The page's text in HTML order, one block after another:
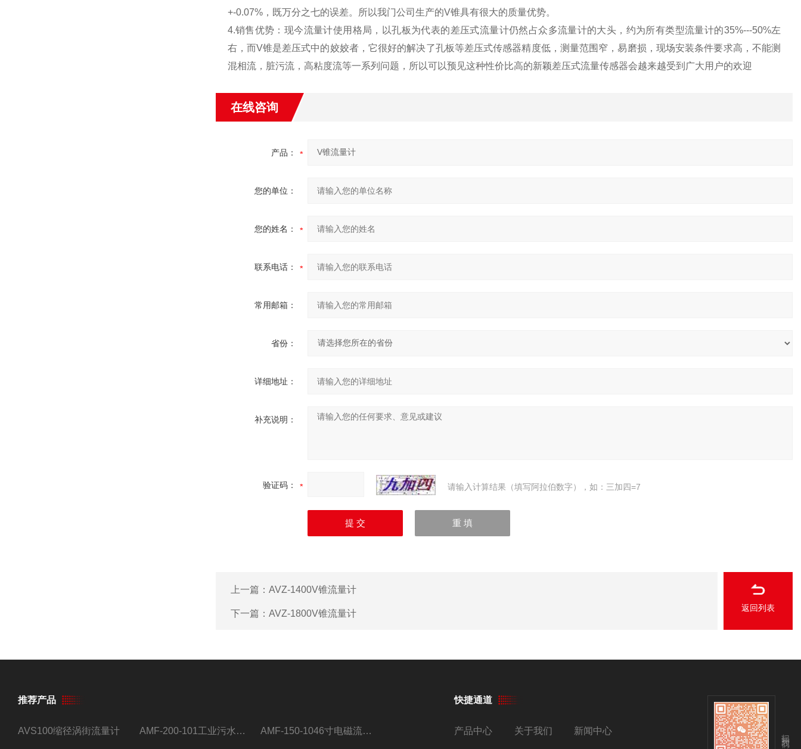
+-0.07%，既万分之七的误差。所以我门公司生产的V锥具有很大的质量优势。
4.销售优势：现今流量计使用格局，以孔板为代表的差压式流量计仍然占众多流量计的大头，约为所有类型流量计的35%---50%左
右，而V锥是差压式中的姣姣者，它很好的解决了孔板等差压式传感器精度低，测量范围窄，易磨损，现场安装条件要求高，不能测
混相流，脏污流，高粘度流等一系列问题，所以可以预见这种性价比高的新颖差压式流量传感器会越来越受到广大用户的欢迎
在线咨询
产品：
您的单位：
您的姓名：
联系电话：
常用邮箱：
省份：
详细地址：
补充说明：
验证码： 请输入计算结果（填写阿拉伯数字），如：三加四=7
上一篇： AVZ-1400V锥流量计
下一篇： AVZ-1800V锥流量计
返回列表
推荐产品
AVS100缩径涡街流量计 AMF-200-101工业污水流量计 AMF-150-1046寸电磁流量计
快捷通道
产品中心 关于我们 新闻中心